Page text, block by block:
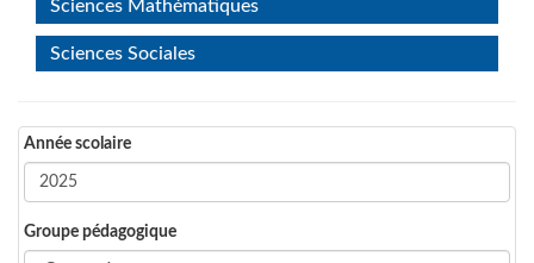
Sciences Mathématiques
Sciences Sociales
Année scolaire
Groupe pédagogique